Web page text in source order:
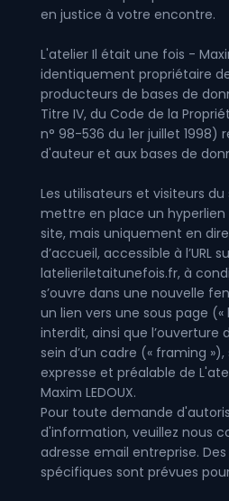
en justice à votre encontre.
L'atelier Il était une fois -
identiquement propriétaire
producteurs de bases de
Titre IV, du Code de la
n° 98-536 du 1er juillet 1998)
d'auteur et aux bases de
Les utilisateurs et visiteurs
mettre en place un
site, mais uniquement en
d’accueil, accessible à l’URL
latelieriletaitunefois.fr, à
s’ouvre dans une nouvelle
un lien vers une sous page
interdit, ainsi que l’ouverture
sein d’un cadre (« framing
expresse et préalable de
Maxim LEDOUX.
Pour toute demande
d'information, veuillez nous
adresse email entreprise.
spécifiques sont prévues